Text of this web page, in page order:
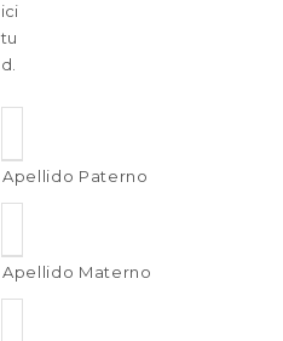
ici
tu
d.
Apellido Paterno
Apellido Materno